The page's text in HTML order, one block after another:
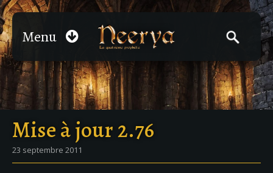
Menu
Mise à jour 2.76
23 septembre 2011